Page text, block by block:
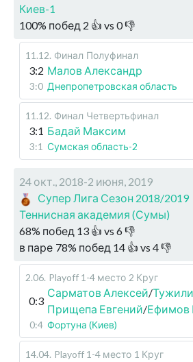
Киев-1
100% побед 2 👍 vs 0👎
11.12. Финал Полуфинал
3:2 Малов Александр
3:0 Днепропетровская область
11.12. Финал Четвертьфинал
3:1 Бадай Максим
3:1 Сумская область-2
24 окт., 2018-2 июня, 2019
Супер Лига Сезон 2018/2019
Теннисная академия (Сумы)
68% побед 13 👍 vs 6👎
в паре 78% побед 14 👍 vs 4👎
2.06. Playoff 1-4 место 2 Круг
0:3
Сарматов Алексей/
Прищепа Евгений/Ефимов
0:4 Фортуна (Киев)
14.04. Playoff 1-4 место 1 Круг